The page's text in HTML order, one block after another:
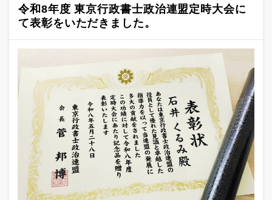
令和8年度 東京行政書士政治連盟定時大会に
て表彰をいただきました。